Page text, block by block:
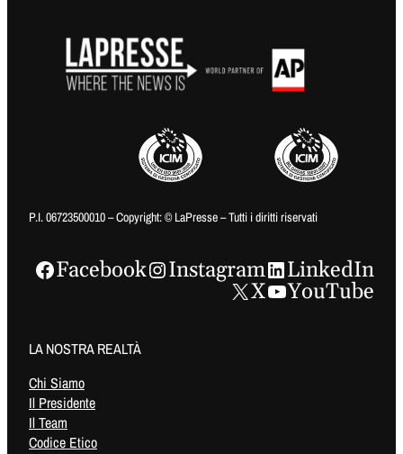
P.I. 06723500010 – Copyright: © LaPresse – Tutti i diritti riservati
Facebook Instagram
LinkedIn
X
YouTube
LA NOSTRA REALTÀ
Chi Siamo
Il Presidente
Il Team
Codice Etico